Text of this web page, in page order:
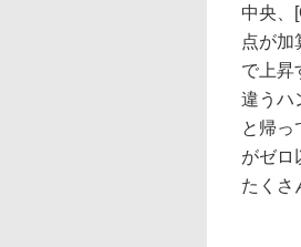
中央、
点が加
で上昇
違うハ
と帰っ
がゼロ
たくさ